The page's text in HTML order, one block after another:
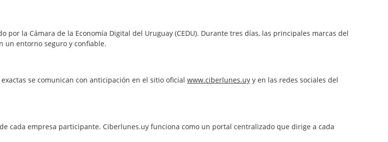
la Cámara de la Economía Digital del Uruguay (CEDU). Durante tres días, las principales marcas del
un entorno seguro y confiable.
se comunican con anticipación en el sitio oficial www.ciberlunes.uy y en las redes sociales del
cada empresa participante. Ciberlunes.uy funciona como un portal centralizado que dirige a cada